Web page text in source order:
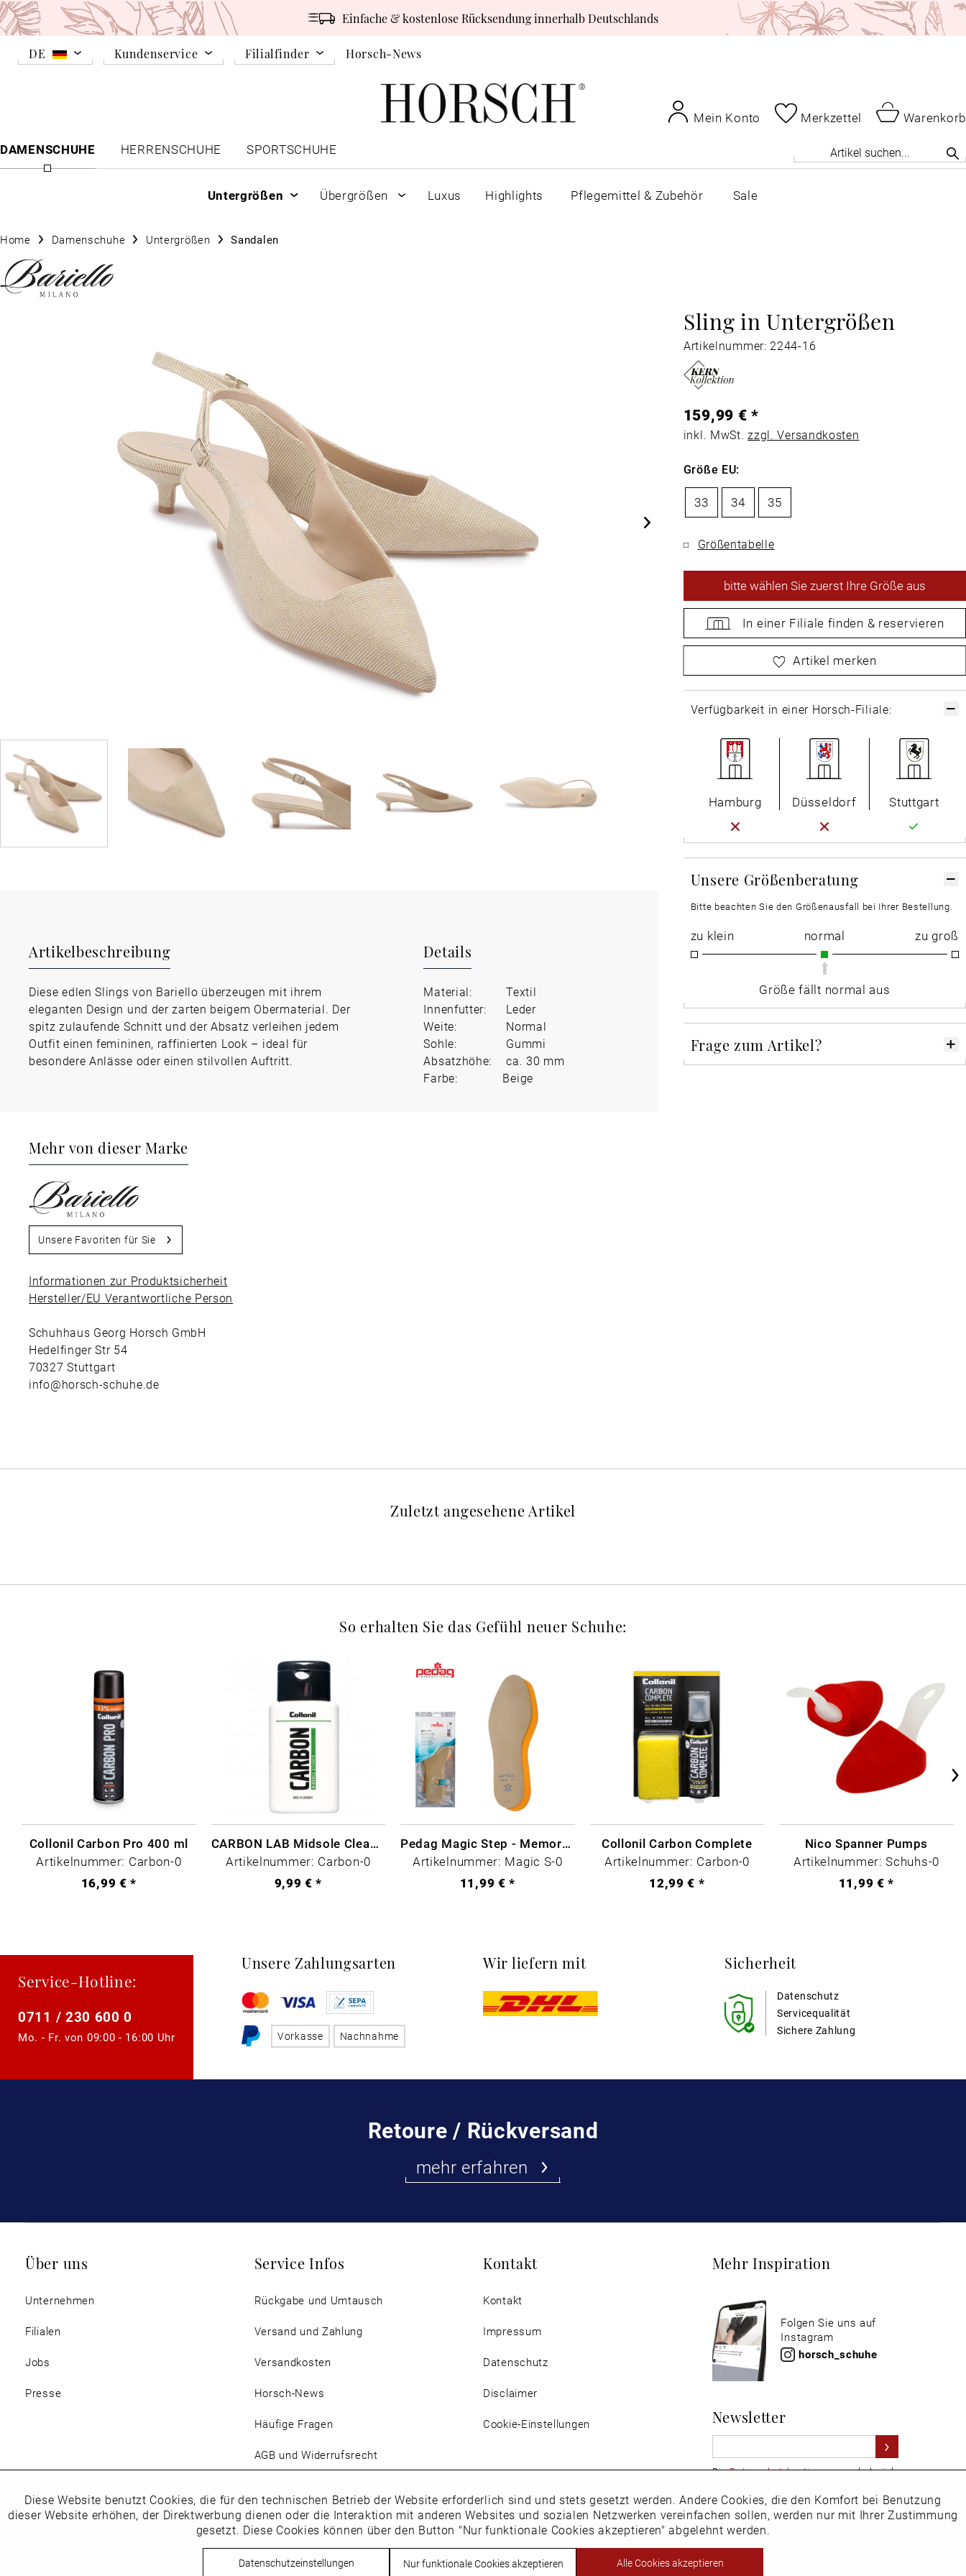
Einfache & kostenlose Rücksendung innerhalb Deutschlands
DE Kundenservice Filialfinder Horsch-News
Mein Konto Merkzettel
Warenkorb
DAMENSCHUHE
HERRENSCHUHE SPORTSCHUHE
Untergrößen Übergrößen Luxus Highlights Pflegemittel & Zubehör Sale
Home Damenschuhe Untergrößen Sandalen
Sling in Untergrößen
Artikelnummer: 2244-16
Artikelbeschreibung
Diese edlen Slings von Bariello überzeugen mit ihrem
eleganten Design und der zarten beigem Obermaterial. Der
spitz zulaufende Schnitt und der Absatz verleihen jedem
Outfit einen femininen, raffinierten Look – ideal für
besondere Anlässe oder einen stilvollen Auftritt.
Details
Material:
Textil
Innenfutter:
Leder
Weite:
Normal
Sohle:
Gummi
Absatzhöhe:
ca. 30 mm
Farbe:
Beige
Mehr von dieser Marke
Unsere Favoriten für Sie
Informationen zur Produktsicherheit
Hersteller/EU Verantwortliche Person
Schuhhaus Georg Horsch GmbH
Hedelfinger Str 54
70327 Stuttgart
info@horsch-schuhe.de
159,99 € *
inkl. MwSt.zzgl. Versandkosten
Größe EU:
33 34 35
Größentabelle
bittewählen Sie zuerst Ihre Größe aus
In einer Filiale finden & reservieren
wählen Sie zuerst Ihre Größe aus
Artikel merken
Verfügbarkeit in einer Horsch-Filiale:
Hamburg Düsseldorf Stuttgart
Unsere Größenberatung
Bitte beachten Sie den Größenausfall bei Ihrer Bestellung.
zu klein normal zu groß
Größe fällt normal aus
Frage zum Artikel?
Zuletzt angesehene Artikel
So erhalten Sie das Gefühl neuer Schuhe:
Collonil Carbon Pro 400 ml
Artikelnummer: Carbon-0
16,99 € *
CARBON LAB Midsole Cleaner
Artikelnummer: Carbon-0
9,99 € *
Pedag Magic Step - Memory Schaum
Artikelnummer: Magic S-0
11,99 € *
Collonil Carbon Complete
Artikelnummer: Carbon-0
12,99 € *
Nico Spanner Pumps
Artikelnummer: Schuhs-0
11,99 € *
Retoure / Rückversand
mehr erfahren
Service-Hotline:
0711 / 230 600 0
Mo. - Fr. von 09:00 - 16:00 Uhr
Unsere Zahlungsarten
Vorkasse Nachnahme
Wir liefern mit Sicherheit
Datenschutz
Sichere Zahlung
Servicequalität
Über uns
Unternehmen
Filialen
Jobs
Presse
Service Infos
Rückgabe und Umtausch
Versand und Zahlung
Versandkosten
Horsch-News
Häufige Fragen
AGB und Widerrufsrecht
Kontakt
Kontakt
Impressum
Datenschutz
Disclaimer
Cookie-Einstellungen
Mehr Inspiration
Folgen Sie uns auf
Instagram
horsch_schuhe
Newsletter
DieDatenschutzbestimmungenhabe ich
Hiervom Newsletter abmelden.
Vertrag widerrufen
Funktionale Aktiv
Diese Website benutzt Cookies, die für den technischen Betrieb der Website erforderlich sind und stets gesetzt werden. Andere Cookies, die den Komfort bei Benutzung
dieser Website erhöhen, der Direktwerbung dienen oder die Interaktion mit anderen Websites und sozialen Netzwerken vereinfachen sollen, werden nur mit Ihrer Zustimmung
gesetzt. Diese Cookies können über den Button "Nur funktionale Cookies akzeptieren" abgelehnt werden.
Datenschutzeinstellungen Nur funktionale Cookies akzeptieren Alle Cookies akzeptieren